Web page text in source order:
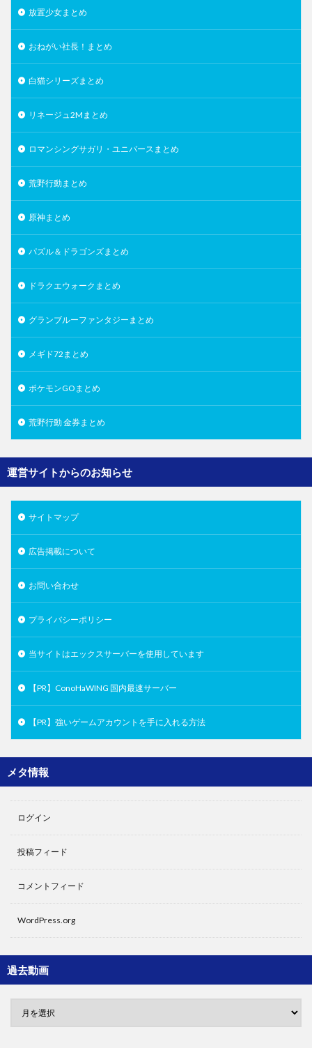
放置少女まとめ
おねがい社長！まとめ
白猫シリーズまとめ
リネージュ2Mまとめ
ロマンシングサガリ・ユニバースまとめ
荒野行動まとめ
原神まとめ
パズル＆ドラゴンズまとめ
ドラクエウォークまとめ
グランブルーファンタジーまとめ
メギド72まとめ
ポケモンGOまとめ
荒野行動 金券まとめ
運営サイトからのお知らせ
サイトマップ
広告掲載について
お問い合わせ
プライバシーポリシー
当サイトはエックスサーバーを使用しています
【PR】ConoHaWING 国内最速サーバー
【PR】強いゲームアカウントを手に入れる方法
メタ情報
ログイン
投稿フィード
コメントフィード
WordPress.org
過去動画